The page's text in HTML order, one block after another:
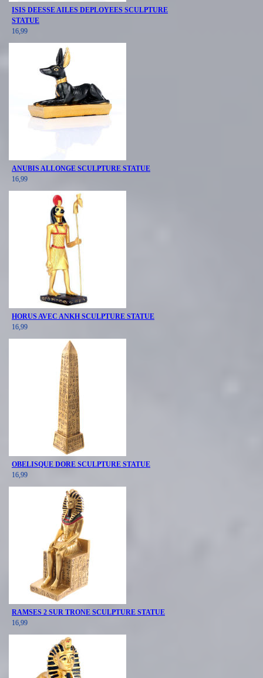
ISIS DEESSE AILES DEPLOYEES SCULPTURE
STATUE
16,99
ANUBIS ALLONGE SCULPTURE STATUE
16,99
HORUS AVEC ANKH SCULPTURE STATUE
16,99
OBELISQUE DORE SCULPTURE STATUE
16,99
RAMSES 2 SUR TRONE SCULPTURE STATUE
16,99